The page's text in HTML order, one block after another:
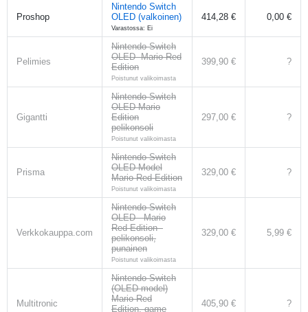
Proshop
Nintendo Switch
OLED (valkoinen)
Varastossa: Ei
414,28 € 0,00 €
Pelimies
Nintendo Switch
OLED -Mario Red
Edition
Poistunut valikoimasta
399,90 € ?
Gigantti
Nintendo Switch
OLED Mario
Edition
pelikonsoli
Poistunut valikoimasta
297,00 € ?
Prisma
Nintendo Switch
OLED Model
Mario Red Edition
Poistunut valikoimasta
329,00 € ?
Verkkokauppa.com
Nintendo Switch
OLED - Mario
Red Edition -
pelikonsoli,
punainen
Poistunut valikoimasta
329,00 € 5,99 €
Multitronic
Nintendo Switch
(OLED model)
Mario Red
Edition, game
405,90 € ?